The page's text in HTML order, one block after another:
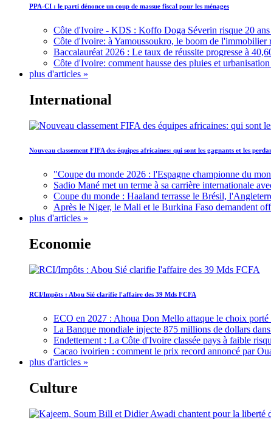
PPA-CI : le parti dénonce un coup de massue fiscal pour les ménages
Côte d'Ivoire - KDS : Koffo Doga Séverin risque 20 ans
Côte d'Ivoire: à Yamoussoukro, le boom de l'immobilier
Baccalauréat 2026 : Le taux de réussite progresse à
Côte d'Ivoire: comment hausse des pluies et
plus d'articles »
International
Nouveau classement FIFA des équipes africaines: qui sont les gagnants et les
"Coupe du monde 2026 : l'Espagne championne du
Sadio Mané met un terme à sa carrière internationale
Coupe du monde : Haaland terrasse le Brésil,
Après le Niger, le Mali et le Burkina Faso demandent
plus d'articles »
Economie
RCI/Impôts : Abou Sié clarifie l'affaire des 39 Mds FCFA
ECO en 2027 : Ahoua Don Mello attaque le choix porté
La Banque mondiale injecte 875 millions de dollars
Endettement : La Côte d'Ivoire classée pays à faible
Cacao ivoirien : comment le prix record annoncé par
plus d'articles »
Culture